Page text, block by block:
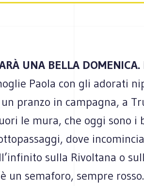
UNA BELLA DOMENICA.
Paola con gli adorati
pranzo in campagna, a
le mura, che oggi sono
dove
sulla Rivoltana o
un semaforo, sempre